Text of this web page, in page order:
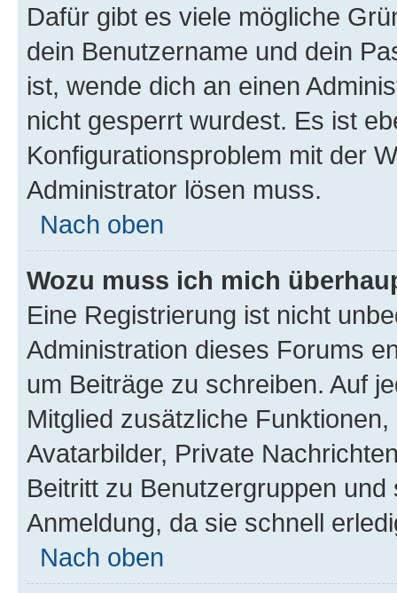
Dafür gibt es viele mögliche
dein Benutzername und dein
ist, wende dich an einen
nicht gesperrt wurdest. Es ist
Konfigurationsproblem mit der
Administrator lösen muss.
Nach oben
Wozu muss ich mich
Eine Registrierung ist nicht
Administration dieses Forums
um Beiträge zu schreiben. Auf
Mitglied zusätzliche
Avatarbilder, Private
Beitritt zu Benutzergruppen
Anmeldung, da sie schnell
Nach oben